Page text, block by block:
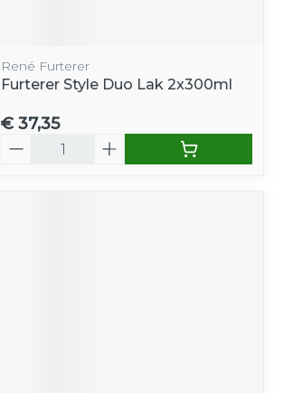
René Furterer
Furterer Style Duo Lak 2x300ml
€ 37,35